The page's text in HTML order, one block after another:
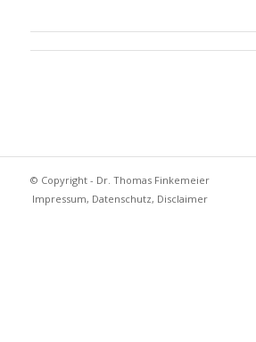
© Copyright - Dr. Thomas Finkemeier
Impressum, Datenschutz, Disclaimer